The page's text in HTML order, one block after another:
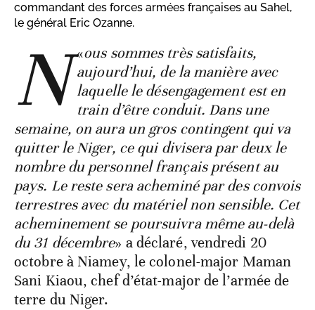
commandant des forces armées françaises au Sahel,
le général Eric Ozanne.
«
N
ous sommes très satisfaits,
aujourd’hui, de la manière avec
laquelle le désengagement est en
train d’être conduit. Dans une
semaine, on aura un gros contingent qui va
quitter le Niger, ce qui divisera par deux le
nombre du personnel français présent au
pays. Le reste sera acheminé par des convois
terrestres avec du matériel non sensible. Cet
acheminement se poursuivra même au-delà
du 31 décembre» a déclaré, vendredi 20
octobre à Niamey, le colonel-major Maman
Sani Kiaou, chef d’état-major de l’armée de
terre du Niger.